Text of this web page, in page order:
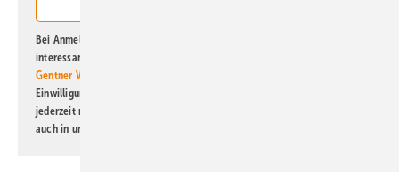
Bei Anmeldung zu diesem Newsletter bin ich damit einverstanden, über
interessante Verlags- und Online-Angebote
Gentner Verlag GmbH & Co. KG
Einwilligung kann ich jederzeit widerrufen und eine Abmeldung ist
jederzeit möglich. Informationen zum Umgang mit Daten finden Sie
auch in unserer